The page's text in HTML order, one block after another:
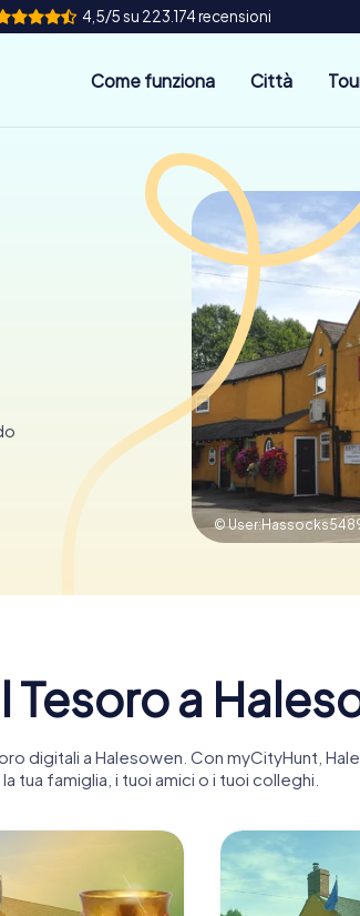
4,5/5 su 223.174 recensioni
Come funziona Città
©
Tesoro a
digitali a Halesowen. Con myCityHunt,
tua famiglia, i tuoi amici o i tuoi colleghi.